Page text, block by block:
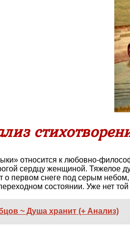
относится к любовно-
сердцу женщиной. Тяжелое
о первом снеге под серым
состоянии. Уже нет
~ Душа хранит (+ Анализ)